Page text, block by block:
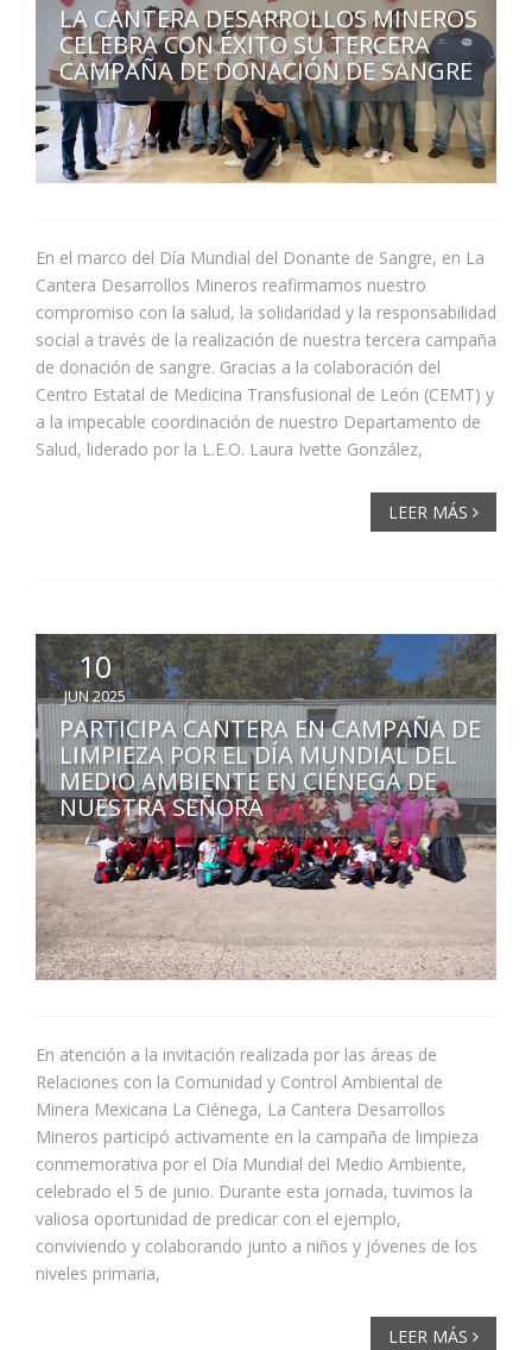
LA CANTERA DESARROLLOS MINEROS
CELEBRA CON ÉXITO SU TERCERA
CAMPAÑA DE DONACIÓN DE SANGRE
En el marco del Día Mundial del Donante de Sangre, en La
Cantera Desarrollos Mineros reafirmamos nuestro
compromiso con la salud, la solidaridad y la responsabilidad
social a través de la realización de nuestra tercera campaña
de donación de sangre. Gracias a la colaboración del
Centro Estatal de Medicina Transfusional de León (CEMT) y
a la impecable coordinación de nuestro Departamento de
Salud, liderado por la L.E.O. Laura Ivette González,
LEER MÁS
10
JUN 2025
PARTICIPA CANTERA EN CAMPAÑA DE
LIMPIEZA POR EL DÍA MUNDIAL DEL
MEDIO AMBIENTE EN CIÉNEGA DE
NUESTRA SEÑORA
En atención a la invitación realizada por las áreas de
Relaciones con la Comunidad y Control Ambiental de
Minera Mexicana La Ciénega, La Cantera Desarrollos
Mineros participó activamente en la campaña de limpieza
conmemorativa por el Día Mundial del Medio Ambiente,
celebrado el 5 de junio. Durante esta jornada, tuvimos la
valiosa oportunidad de predicar con el ejemplo,
conviviendo y colaborando junto a niños y jóvenes de los
niveles primaria,
LEER MÁS